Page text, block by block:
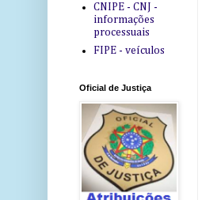
CNIPE - CNJ -
informações
processuais
FIPE - veículos
Oficial de Justiça